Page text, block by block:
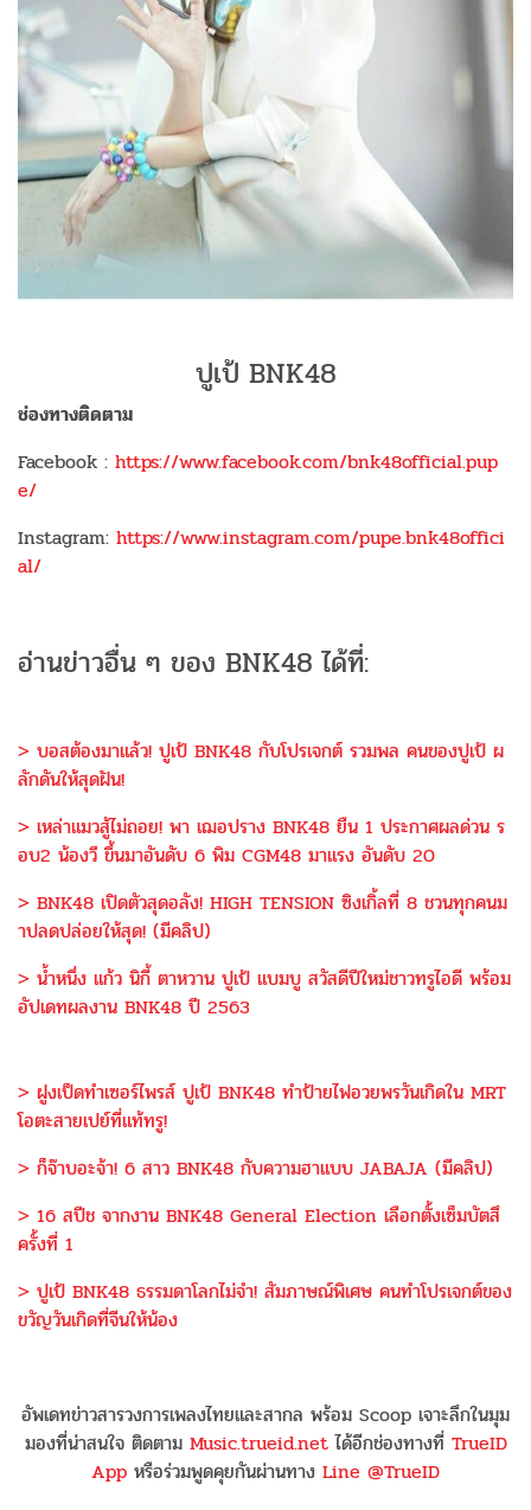
ปูเป้ BNK48
ช่องทางติดตาม
Facebook : https://www.facebook.com/bnk48official.pup
e/
Instagram: https://www.instagram.com/pupe.bnk48offici
al/
อ่านข่าวอื่น ๆ ของ BNK48 ได้ที่:
> บอสต้องมาแล้ว! ปูเป้ BNK48 กับโปรเจกต์ รวมพล คนของปูเป้ ผ
ลักดันให้สุดฝัน!
> เหล่าแมวสู้ไม่ถอย! พา เฌอปราง BNK48 ยืน 1 ประกาศผลด่วน ร
อบ2 น้องวี ขึ้นมาอันดับ 6 พิม CGM48 มาแรง อันดับ 20
> BNK48 เปิดตัวสุดอลัง! HIGH TENSION ซิงเกิ้ลที่ 8 ชวนทุกคนม
าปลดปล่อยให้สุด! (มีคลิป)
> น้ำหนึ่ง แก้ว นิกี้ ตาหวาน ปูเป้ แบมบู สวัสดีปีใหม่ชาวทรูไอดี พร้อม
อัปเดทผลงาน BNK48 ปี 2563
> ฝูงเป็ดทำเซอร์ไพรส์ ปูเป้ BNK48 ทำป้ายไฟอวยพรวันเกิดใน MRT
โอตะสายเปย์ที่แท้ทรู!
> ก็จ๊าบอะจ้า! 6 สาว BNK48 กับความฮาแบบ JABAJA (มีคลิป)
> 16 สปีช จากงาน BNK48 General Election เลือกตั้งเซ็มบัตสึ
ครั้งที่ 1
> ปูเป้ BNK48 ธรรมดาโลกไม่จำ! สัมภาษณ์พิเศษ คนทำโปรเจกต์ของ
ขวัญวันเกิดที่จีนให้น้อง
อัพเดทข่าวสารวงการเพลงไทยและสากล พร้อม Scoop เจาะลึกในมุม
มองที่น่าสนใจ ติดตาม Music.trueid.netได้อีกช่องทางที่ TrueID
App หรือร่วมพูดคุยกันผ่านทาง Line @TrueID